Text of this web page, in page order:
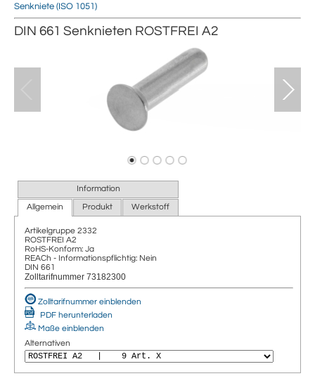
Senkniete (ISO 1051)
DIN 661 Senknieten ROSTFREI A2
Information
Allgemein
Produkt Werkstoff
Artikelgruppe 2332
ROSTFREI A2
RoHS-Konform: Ja
REACh - Informationspflichtig: Nein
DIN 661
Zolltarifnummer 73182300
Zolltarifnummer einblenden
PDF herunterladen
Maße einblenden
Alternativen